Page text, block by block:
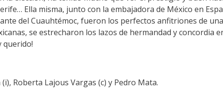
Ella misma, junto con la embajadora de México en
del Cuauhtémoc, fueron los perfectos anfitriones de
se estrecharon los lazos de hermandad y concordia
querido!
(i), Roberta Lajous Vargas (c) y Pedro Mata.